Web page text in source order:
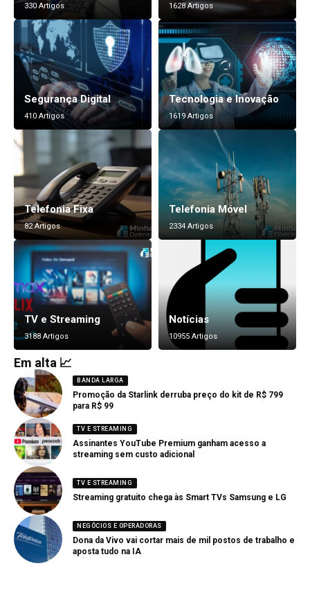
330 Artigos 1628 Artigos
Segurança Digital
410 Artigos
Tecnologia e Inovação
1619 Artigos
Telefonia Fixa
82 Artigos
Telefonia Móvel
2334 Artigos
TV e Streaming
3188 Artigos
Notícias
10955 Artigos
Em alta 📈
BANDA LARGA
Promoção da Starlink derruba preço do kit de R$ 799
para R$ 99
TV E STREAMING
Assinantes YouTube Premium ganham acesso a
streaming sem custo adicional
TV E STREAMING
Streaming gratuito chega às Smart TVs Samsung e LG
NEGÓCIOS E OPERADORAS
Dona da Vivo vai cortar mais de mil postos de trabalho e
aposta tudo na IA